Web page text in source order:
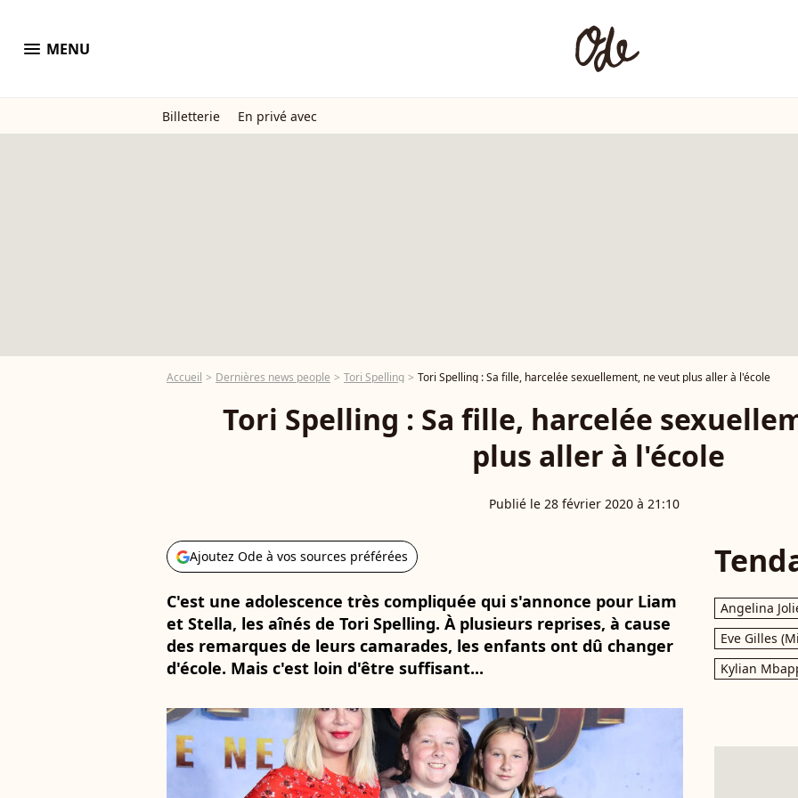
menu MENU
Billetterie En privé avec
Accueil Dernières news people Tori Spelling Tori Spelling : Sa fille, harcelée sexuellement, ne veut plus aller à l'école
Tori Spelling : Sa fille, harcelée
plus aller à l'école
Publié le 28 février 2020 à 21:10
Ajoutez Ode à vos sources préférées
C'est une adolescence très compliquée qui s'annonce pour Liam
et Stella, les aînés de Tori Spelling. À plusieurs reprises, à cause
des remarques de leurs camarades, les enfants ont dû changer
d'école. Mais c'est loin d'être suffisant...
Angelina
Eve Gilles
Kylian